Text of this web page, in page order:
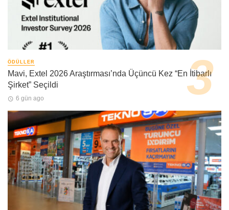
ÖDÜLLER
Mavi, Extel 2026 Araştırması’nda Üçüncü Kez “En İtibarlı
Şirket” Seçildi
6 gün ago